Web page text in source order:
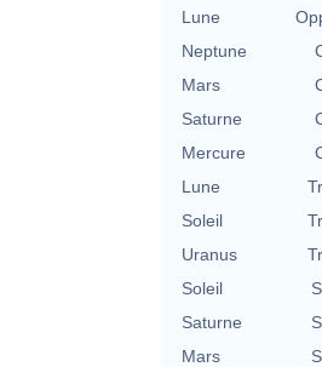
Lune
Neptune
Mars
Saturne
Mercure
Lune
Soleil
Uranus
Soleil
Saturne
Mars